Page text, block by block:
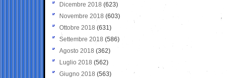
Dicembre 2018 (623)
Novembre 2018 (603)
Ottobre 2018 (631)
Settembre 2018 (586)
Agosto 2018 (362)
Luglio 2018 (562)
Giugno 2018 (563)